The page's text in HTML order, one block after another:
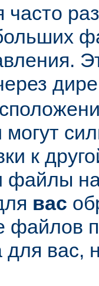
к
файлы
вас
файлов
вас,